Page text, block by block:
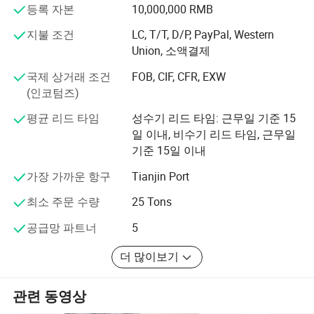
음매 없는 파이프, 나선형 파이프, 사각형 및 직사각형 튜브,
아연 도금 파이프 등을 생산합니다.
우리는 항상 승 승의 협력이라는 개념에 따라 자원의 통합
에 집중했습니다.
Zunkai는 도덕적인 성실성을 기본적인 것으로 간주하고,
리소스의 장점을 활용하여 가장 믿을 수 있는 품질과 매우
좋은 가격을 보장합니다.
다양한 고객의 최고의 파트너가 되기를 기대합니다!
등록 자본
10,000,000 RMB
지불 조건
LC, T/T, D/P, PayPal, Western
Union, 소액결제
국제 상거래 조건
(인코텀즈)
FOB, CIF, CFR, EXW
평균 리드 타임
성수기 리드 타임: 근무일 기준 15
일 이내, 비수기 리드 타임, 근무일
기준 15일 이내
가장 가까운 항구
Tianjin Port
최소 주문 수량
25 Tons
공급망 파트너
5
더 많이보기
관련 동영상